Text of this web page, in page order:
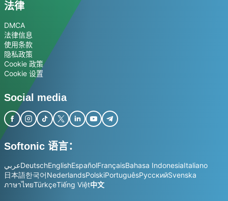
法律
DMCA
法律信息
使用条款
隐私政策
Cookie 政策
Cookie 设置
Social media
Softonic 语言：
عربيDeutschEnglishEspañolFrançaisBahasa IndonesiaItaliano
日本語한국어NederlandsPolskiPortuguêsРусскийSvenska
ภาษาไทยTürkçeTiếng Việt中文